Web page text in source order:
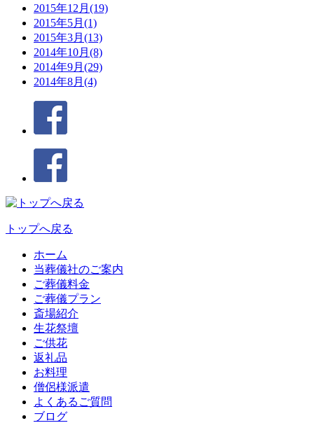
2015年12月(19)
2015年5月(1)
2015年3月(13)
2014年10月(8)
2014年9月(29)
2014年8月(4)
トップへ戻る
ホーム
当葬儀社のご案内
ご葬儀料金
ご葬儀プラン
斎場紹介
生花祭壇
ご供花
返礼品
お料理
僧侶様派遣
よくあるご質問
ブログ